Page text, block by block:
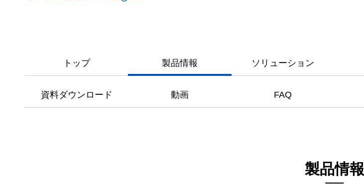
トップ 製品情報 ソリューション
資料ダウンロード 動画 FAQ
製品情報